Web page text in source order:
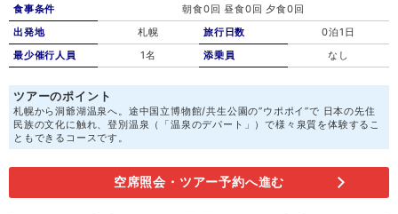
食事条件
朝食0回 昼食0回 夕食0回
出発地
札幌
最少催行人員
1名
旅行日数
0泊1日
添乗員
なし
ツアーのポイント
札幌から洞爺湖温泉へ。途中国立博物館/共生公園の”ウポポイ”で 日本の先住
民族の文化に触れ、登別温泉（「温泉のデパート」）で様々泉質を体験するこ
ともできるコースです。
空席照会・ツアー予約へ進む